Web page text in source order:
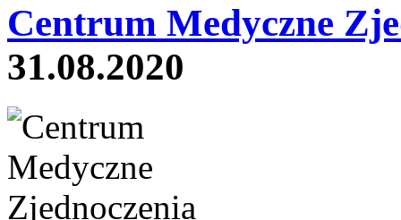
Centrum Medyczne
31.08.2020